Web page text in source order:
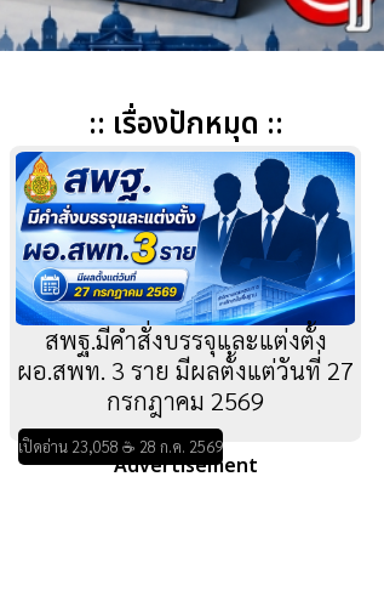
:: เรื่องปักหมุด ::
สพฐ.มีคำสั่งบรรจุและแต่งตั้ง
ผอ.สพท. 3 ราย มีผลตั้งแต่วันที่ 27
กรกฎาคม 2569
เปิดอ่าน 23,058 ☕ 28 ก.ค. 2569
Advertisement